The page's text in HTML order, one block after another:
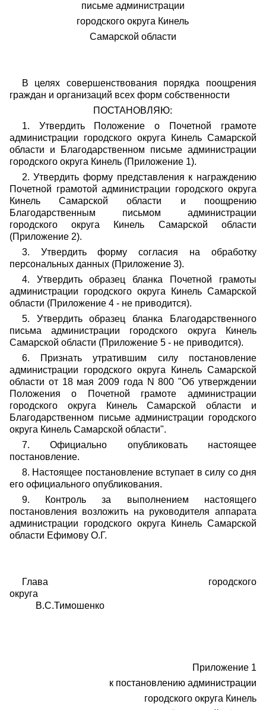
письме администрации
городского округа Кинель
Самарской области
В целях совершенствования порядка поощрения
граждан и организаций всех форм собственности
ПОСТАНОВЛЯЮ:
1. Утвердить Положение о Почетной грамоте
администрации городского округа Кинель Самарской
области и Благодарственном письме администрации
городского округа Кинель (Приложение 1).
2. Утвердить форму представления к награждению
Почетной грамотой администрации городского округа
Кинель Самарской области и поощрению
Благодарственным письмом администрации
городского округа Кинель Самарской области
(Приложение 2).
3. Утвердить форму согласия на обработку
персональных данных (Приложение 3).
4. Утвердить образец бланка Почетной грамоты
администрации городского округа Кинель Самарской
области (Приложение 4 - не приводится).
5. Утвердить образец бланка Благодарственного
письма администрации городского округа Кинель
Самарской области (Приложение 5 - не приводится).
6. Признать утратившим силу постановление
администрации городского округа Кинель Самарской
области от 18 мая 2009 года N 800 "Об утверждении
Положения о Почетной грамоте администрации
городского округа Кинель Самарской области и
Благодарственном письме администрации городского
округа Кинель Самарской области".
7. Официально опубликовать настоящее
постановление.
8. Настоящее постановление вступает в силу со дня
его официального опубликования.
9. Контроль за выполнением настоящего
постановления возложить на руководителя аппарата
администрации городского округа Кинель Самарской
области Ефимову О.Г.
Глава городского
округа
В.С.Тимошенко
Приложение 1
к постановлению администрации
городского округа Кинель